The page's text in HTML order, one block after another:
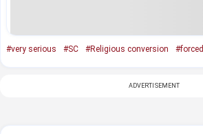
#very serious #SC #Religious conversion #forced
ADVERTISEMENT